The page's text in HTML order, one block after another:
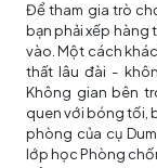
Để tham gia trò
bạn phải xếp hàng
vào. Một cách
thất lâu đài -
Không gian bên
quen với bóng tối,
phòng của cụ
lớp học Phòng